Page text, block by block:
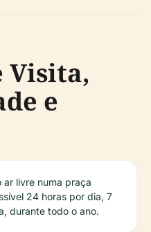
Visita,
e
ar livre numa praça
24 horas por dia, 7
durante todo o ano.